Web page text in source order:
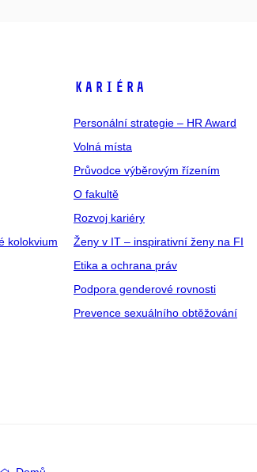
kolokvium
KARIÉRA
Personální strategie – HR Award
Volná místa
Průvodce výběrovým řízením
O fakultě
Rozvoj kariéry
Ženy v IT – inspirativní ženy na FI
Etika a ochrana práv
Podpora genderové rovnosti
Prevence sexuálního obtěžování